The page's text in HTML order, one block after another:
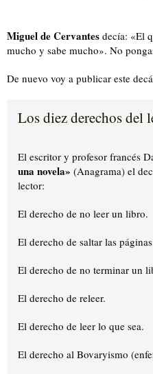
Miguel de Cervantes decía: «El
mucho y sabe mucho». No
De nuevo voy a publicar este
Los diez derechos del
El escritor y profesor francés
una novela» (Anagrama) el
lector:
El derecho de no leer un libro.
El derecho de saltar las
El derecho de no terminar un
El derecho de releer.
El derecho de leer lo que sea.
El derecho al Bovaryismo